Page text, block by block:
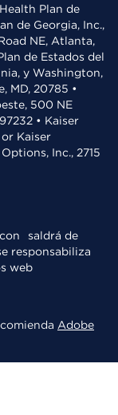
Plan de
de Georgia, Inc.,
NE, Atlanta,
de Estados del
y Washington,
MD, 20785 •
500 NE
• Kaiser
Kaiser
Inc., 2715
saldrá de
responsabiliza
web
Adobe